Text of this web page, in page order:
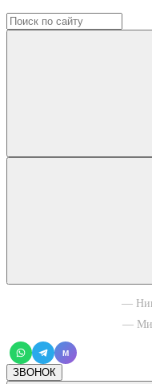
—
—
M
ЗВОНОК